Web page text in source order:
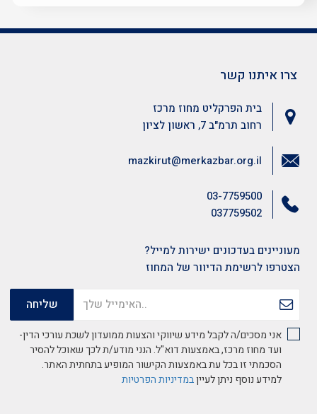
צרו איתנו קשר
בית הפרקליט מחוז מרכז
רחוב תרמ"ב 7, ראשון לציון
03-7759500
037759502
mazkirut@merkazbar.org.il
מעוניינים בעדכונים ישירות למייל?
הצטרפו לרשימת הדיוור של המחוז
אני מסכים/ה לקבל מידע שיווקי והצעות ממועדון לשכת עורכי הדין-
ועד מחוז מרכז, באמצעות דוא"ל. הנני מודע/ת לכך שאוכל להסיר
הסכמתי זו בכל עת באמצעות הקישור המופיע בתחתית האתר.
למידע נוסף ניתן לעייןבמדיניות הפרטיות